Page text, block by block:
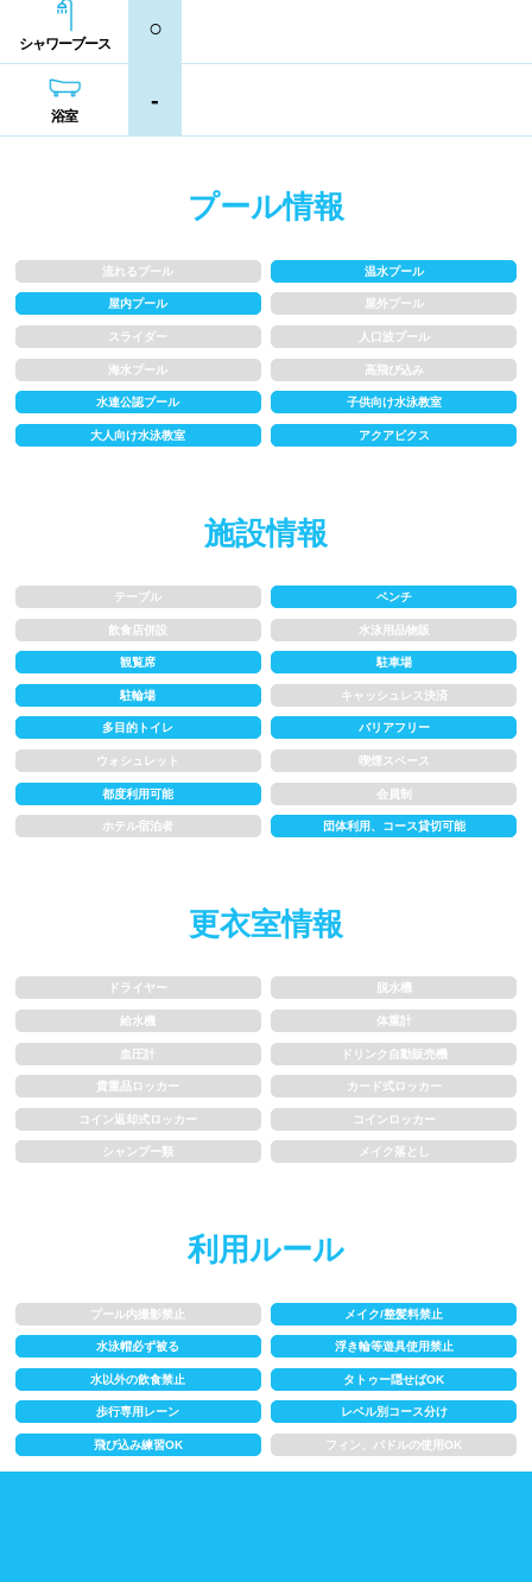
シャワーブース
○
浴室
-
プール情報
流れるプール 温水プール
屋内プール 屋外プール
スライダー 人口波プール
海水プール 高飛び込み
水連公認プール 子供向け水泳教室
大人向け水泳教室 アクアビクス
施設情報
テーブル ベンチ
飲食店併設 水泳用品物販
観覧席 駐車場
駐輪場 キャッシュレス決済
多目的トイレ バリアフリー
ウォシュレット 喫煙スペース
都度利用可能 会員制
ホテル宿泊者 団体利用、コース貸切可能
更衣室情報
ドライヤー 脱水機
給水機 体重計
血圧計 ドリンク自動販売機
貴重品ロッカー カード式ロッカー
コイン返却式ロッカー コインロッカー
シャンプー類 メイク落とし
利用ルール
プール内撮影禁止 メイク/整髪料禁止
水泳帽必ず被る 浮き輪等遊具使用禁止
水以外の飲食禁止 タトゥー隠せばOK
歩行専用レーン レベル別コース分け
飛び込み練習OK フィン、パドルの使用OK
熊本県
鹿児島県 沖縄県
シャンプー類
ロケーション
駅近 郊外
1~1.5m
レーン
3レーン以下 4レーン
5レーン 6レーン
7レーン以上
プール利用ルール
プール内撮影禁止 メイク/整髪料禁止
水泳帽必ず被る 浮き輪等遊具使用禁止
水以外の飲食禁止 タトゥー隠せばOK
歩行専用レーン レベル別コース分け
スクール
子供向け水泳教室 大人向け水泳教室
アクアビクス
レンタル